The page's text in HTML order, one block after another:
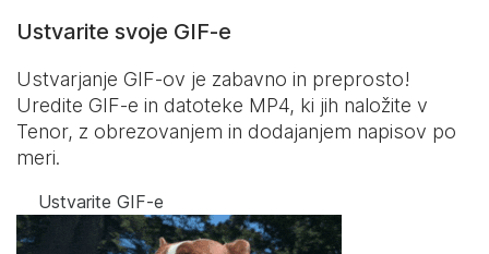
Ustvarite svoje GIF-e
Ustvarjanje GIF-ov je zabavno in preprosto!
Uredite GIF-e in datoteke MP4, ki jih naložite v
Tenor, z obrezovanjem in dodajanjem napisov po
meri.
Ustvarite GIF-e